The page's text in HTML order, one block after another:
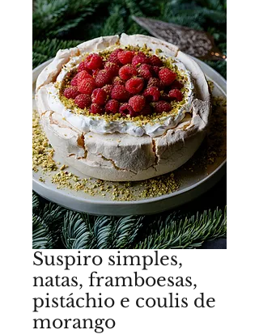
Suspiro simples,
natas, framboesas,
pistáchio e coulis de
morango